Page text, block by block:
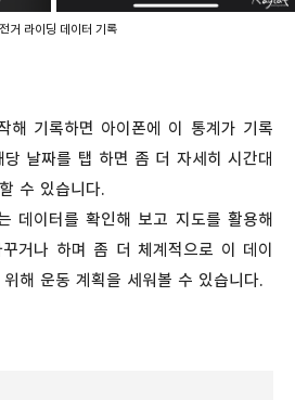
거 라이딩 데이터 기록
해 기록하면 아이폰에 이 통계가 기록
날짜를 탭 하면 좀 더 자세히 시간대
수 있습니다.
데이터를 확인해 보고 지도를 활용해
거나 하며 좀 더 체계적으로 이 데이
해 운동 계획을 세워볼 수 있습니다.